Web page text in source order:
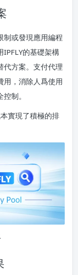
制或發現應用編程
的基礎架構
代方案。支付代理
用，消除人爲使用
制。
實現了積極的排